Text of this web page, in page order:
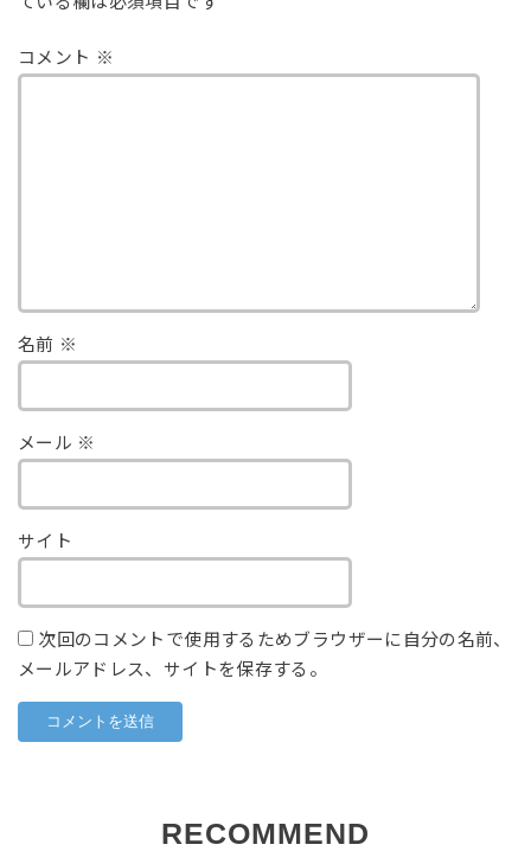
コメント ※
名前 ※
メール ※
サイト
次回のコメントで使用するためブラウザーに自分の名前、
メールアドレス、サイトを保存する。
RECOMMEND